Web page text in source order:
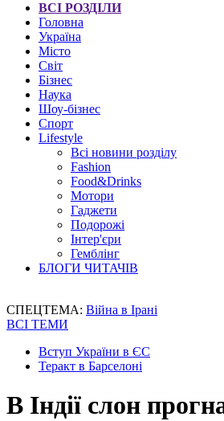
ВСІ РОЗДІЛИ
Головна
Україна
Місто
Світ
Бізнес
Наука
Шоу-бізнес
Спорт
Lifestyle
Всі новини розділу
Fashion
Food&Drinks
Мотори
Гаджети
Подорожі
Інтер'єри
Гемблінг
БЛОГИ ЧИТАЧІВ
СПЕЦТЕМА: Війна в Ірані
ВСІ ТЕМИ
Вступ України в ЄС
Теракт в Барселоні
В Індії слон